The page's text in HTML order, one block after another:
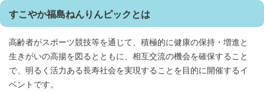
すこやか福島ねんりんピックとは
高齢者がスポーツ競技等を通じて、積極的に健康の保持・増進と
生きがいの高揚を図るとともに、相互交流の機会を確保すること
で、明るく活力ある長寿社会を実現することを目的に開催するイ
ベントです。